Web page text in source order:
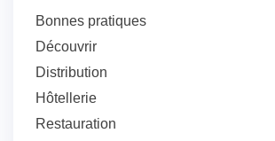
Bonnes pratiques
Découvrir
Distribution
Hôtellerie
Restauration